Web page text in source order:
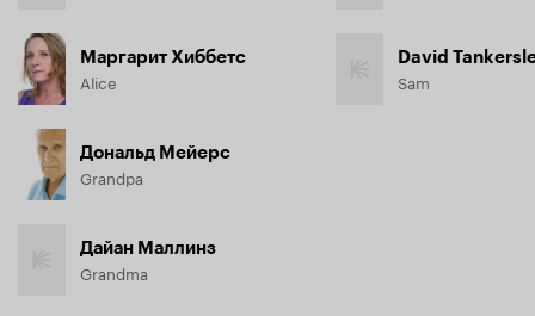
Маргарит Хиббетс
Alice
Дональд Мейерс
Grandpa
Дайан Маллинз
Grandma
David
Sam